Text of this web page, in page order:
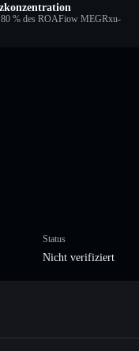
80 % des ROAFiow MEGRxu-
Status
Nicht verifiziert